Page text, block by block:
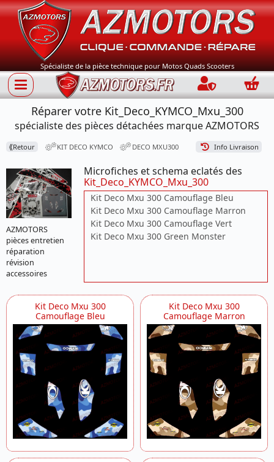
Spécialiste de la pièce technique pour Motos Quads Scooters
Connection
Réparer votre Kit_Deco_KYMCO_Mxu_300
spécialiste des pièces détachées marque AZMOTORS
⟪Retour KIT DECO KYMCO DECO MXU300 Info Livraison
AZMOTORS
pièces entretien
réparation
révision
accessoires
Microfiches et schema eclatés des
Kit_Deco_KYMCO_Mxu_300
Kit Deco Mxu 300 Camouflage Bleu
Kit Deco Mxu 300 Camouflage Marron
Kit Deco Mxu 300 Camouflage Vert
Kit Deco Mxu 300 Green Monster
Kit Deco Mxu 300
Camouflage Bleu
Kit Deco Mxu 300
Camouflage Marron